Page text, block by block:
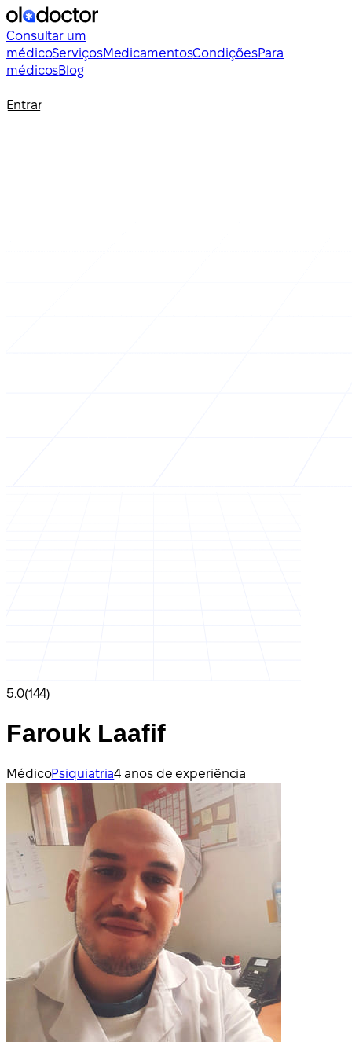
Consultar um
médicoServiçosMedicamentosCondiçõesPara
médicosBlog
Entrar
5.0(144)
Farouk Laafif
MédicoPsiquiatria4 anos de experiência